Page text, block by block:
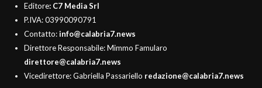
Editore: C7 Media Srl
P.IVA: 03990090791
Contatto:info@calabria7.news
Direttore Responsabile: Mimmo Famularo
direttore@calabria7.news
Vicedirettore: Gabriella Passariello redazione@calabria7.news